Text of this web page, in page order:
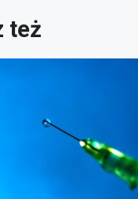
też